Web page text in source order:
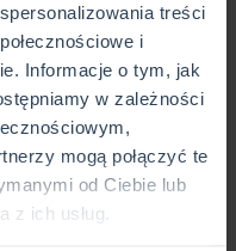
treści
i
Informacje o tym, jak
w zależności
mogą połączyć te
od Ciebie lub
ich usług.
językiem, by
dana polisa. Unikaj
wiedzy”. Może Ci
proste i zrozumiałe